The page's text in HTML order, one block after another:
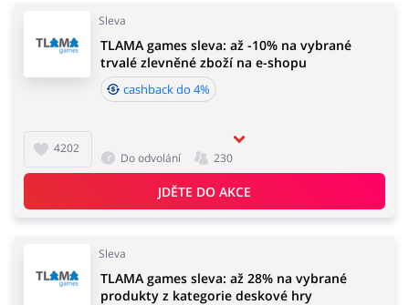
Sleva
4202
TLAMA games sleva: až -10% na vybrané
trvalé zlevněné zboží na e-shopu
cashback do 4%
Do odvolání 230
JDĚTE DO AKCE
Sleva
TLAMA games sleva: až 28% na vybrané
produkty z kategorie deskové hry